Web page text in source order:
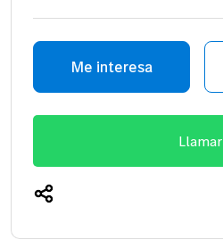
Me interesa
Llamar